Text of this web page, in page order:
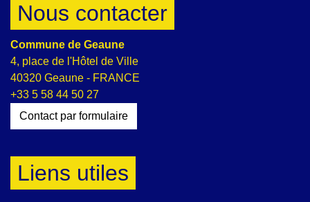
Nous contacter
Commune de Geaune
4, place de l'Hôtel de Ville
40320 Geaune - FRANCE
+33 5 58 44 50 27
Contact par formulaire
Liens utiles